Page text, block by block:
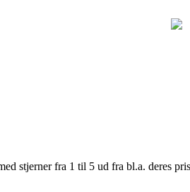
stjerner fra 1 til 5 ud fra bl.a. deres